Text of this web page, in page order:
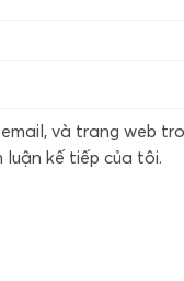
và trang web
luận kế tiếp của tôi.